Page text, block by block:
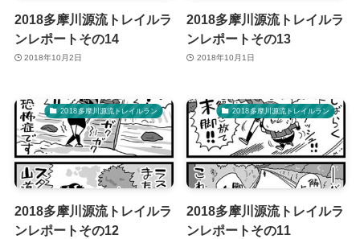
2018多摩川源流トレイルラ
ンレポートその14
2018年10月2日
2018多摩川源流トレイルラ
ンレポートその13
2018年10月1日
2018多摩川源流トレイルラン
2018多摩川源流トレイルラ
ンレポートその12
2018多摩川源流トレイルラン
2018多摩川源流トレイルラ
ンレポートその11